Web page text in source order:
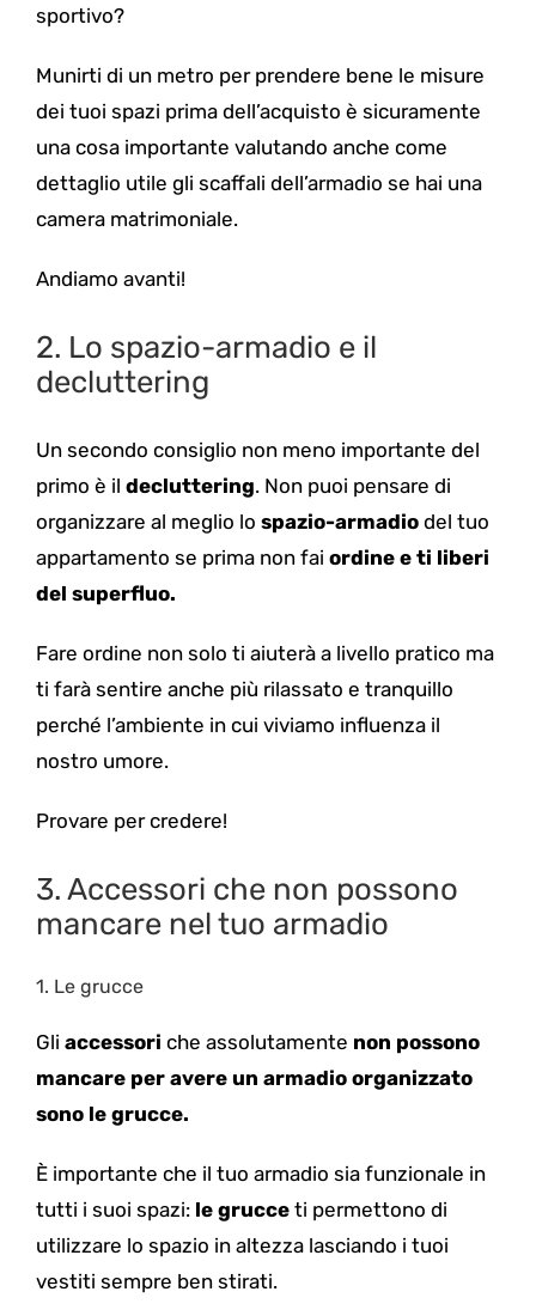
sportivo?
Munirti di un metro per prendere bene le misure
dei tuoi spazi prima dell’acquisto è sicuramente
una cosa importante valutando anche come
dettaglio utile gli scaffali dell’armadio se hai una
camera matrimoniale.
Andiamo avanti!
2. Lo spazio-armadio e il
decluttering
Un secondo consiglio non meno importante del
primo è il decluttering. Non puoi pensare di
organizzare al meglio lo spazio-armadiodel tuo
appartamento se prima non fai ordine e ti liberi
del superfluo.
Fare ordine non solo ti aiuterà a livello pratico ma
ti farà sentire anche più rilassato e tranquillo
perché l’ambiente in cui viviamo influenza il
nostro umore.
Provare per credere!
3. Accessori che non possono
mancare nel tuo armadio
1. Le grucce
Gli accessori che assolutamente non possono
mancare per avere un armadio organizzato
sono le grucce.
È importante che il tuo armadio sia funzionale in
tutti i suoi spazi: le grucceti permettono di
utilizzare lo spazio in altezza lasciando i tuoi
vestiti sempre ben stirati.